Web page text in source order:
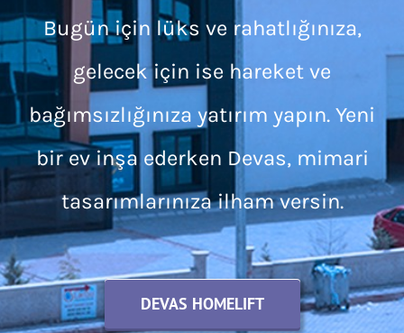
Bugün için lüks ve rahatlığınıza,
gelecek için ise hareket ve
bağımsızlığınıza yatırım yapın. Yeni
bir ev inşa ederken Devas, mimari
tasarımlarınıza ilham versin.
DEVAS HOMELIFT